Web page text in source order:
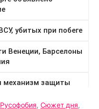
Русофобия, Сюжет дня,